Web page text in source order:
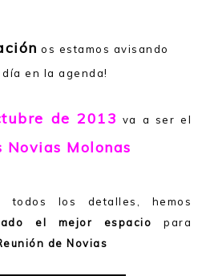
os estamos avisando
en la agenda!
de 2013 va a ser el
Novias Molonas
todos los detalles, hemos
el mejor espacio para
de Novias